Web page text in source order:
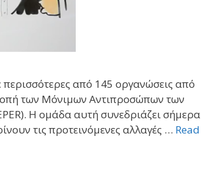
από 145 οργανώσεις από
των Μόνιμων Αντιπροσώπων των
Η ομάδα αυτή συνεδριάζει σήμερα
τις προτεινόμενες αλλαγές … Read